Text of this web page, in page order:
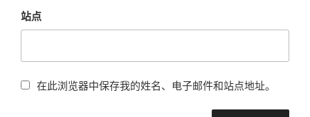
站点
在此浏览器中保存我的姓名、电子邮件和站点地址。